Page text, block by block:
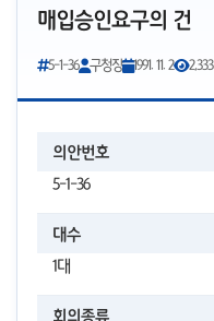
매입승인요구의 건
5-1-36 구청장 1991. 11. 2 2,333
의안번호
5-1-36
대수
1대
회의종류